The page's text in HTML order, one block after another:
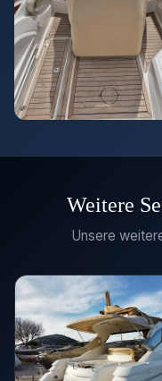
Weitere
Unsere